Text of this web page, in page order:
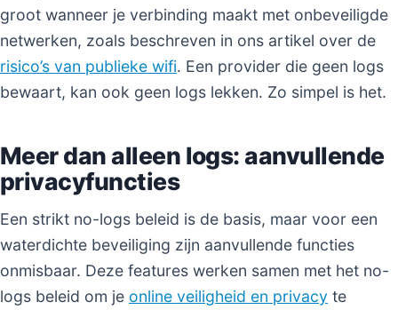
groot wanneer je verbinding maakt met onbeveiligde
netwerken, zoals beschreven in ons artikel over de
risico’s van publieke wifi. Een provider die geen logs
bewaart, kan ook geen logs lekken. Zo simpel is het.
Meer dan alleen logs: aanvullende
privacyfuncties
Een strikt no-logs beleid is de basis, maar voor een
waterdichte beveiliging zijn aanvullende functies
onmisbaar. Deze features werken samen met het no-
logs beleid om je online veiligheid en privacy te